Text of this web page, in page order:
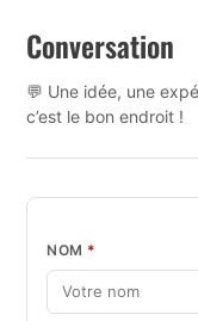
Conversation
💬 Une idée, une
c’est le bon endroit !
NOM *